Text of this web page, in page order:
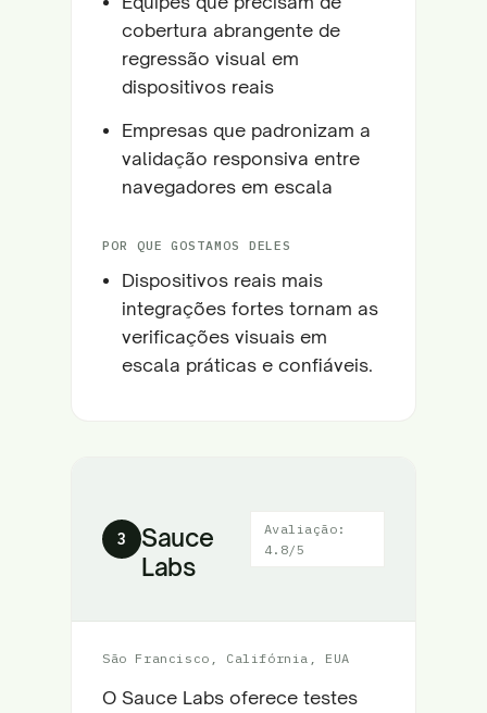
cobertura abrangente de
regressão visual em
dispositivos reais
Empresas que padronizam a
validação responsiva entre
navegadores em escala
POR QUE GOSTAMOS DELES
Dispositivos reais mais
integrações fortes tornam as
verificações visuais em
escala práticas e confiáveis.
3
Sauce
Labs
Avaliação:
4.8/5
São Francisco, Califórnia, EUA
O Sauce Labs oferece testes